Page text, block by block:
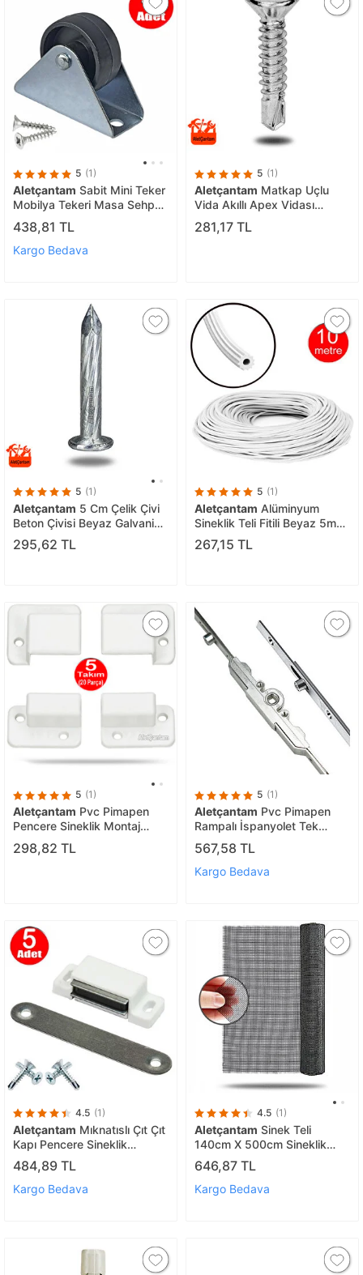
5 (1)
Aletçantam Sabit Mini Teker
Mobilya Tekeri Masa Sehpa
Komidin Dolap Küçük
Tekerlek -4 Adet
438,81 TL
Kargo Bedava
5 (1)
Aletçantam Matkap Uçlu
Vida Akıllı Apex Vidası
3.9x16 - 100 Adet
281,17 TL
5 (1)
Aletçantam 5 Cm Çelik Çivi
Beton Çivisi Beyaz Galvaniz
Kaplamalı (100'lü Paket)
295,62 TL
5 (1)
Aletçantam Alüminyum
Sineklik Teli Fitili Beyaz 5mm
Kapı Pencere Tül Sabitleme
Lastik Contası -10 Metre
267,15 TL
5 (1)
Aletçantam Pvc Pimapen
Pencere Sineklik Montaj
Aparatı 5 Takım Set +vida
(10x20 Profillere Uygundur)
298,82 TL
5 (1)
Aletçantam Pvc Pimapen
Rampalı İspanyolet Tek
Açılım Pencere Kilidi - 100cm
567,58 TL
Kargo Bedava
4.5 (1)
Aletçantam Mıknatıslı Çıt Çıt
Kapı Pencere Sineklik
Menteşe Mobilya Çıtçıtı
Beyaz Plastik Kilit -5 Adet
484,89 TL
Kargo Bedava
4.5 (1)
Aletçantam Sinek Teli
140cm X 500cm Sineklik
Tülü Fiberglass (güneşe
Dayanıklı)
646,87 TL
Kargo Bedava